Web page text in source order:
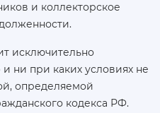
и коллекторское
исключительно
ни при каких условиях не
определяемой
кодекса РФ.